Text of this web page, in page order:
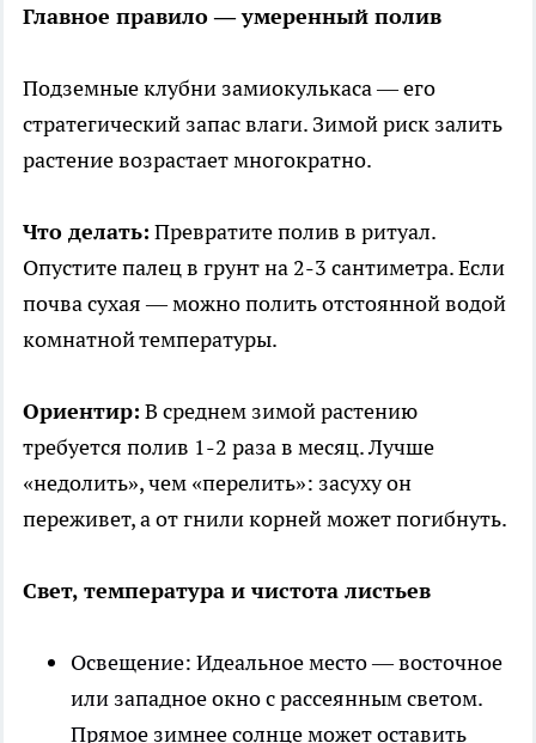
Главное правило — умеренный полив
Подземные клубни замиокулькаса — его
стратегический запас влаги. Зимой риск залить
растение возрастает многократно.
Что делать: Превратите полив в ритуал.
Опустите палец в грунт на 2-3 сантиметра. Если
почва сухая — можно полить отстоянной водой
комнатной температуры.
Ориентир: В среднем зимой растению
требуется полив 1-2 раза в месяц. Лучше
«недолить», чем «перелить»: засуху он
переживет, а от гнили корней может погибнуть.
Свет, температура и чистота листьев
Освещение: Идеальное место — восточное
или западное окно с рассеянным светом.
Прямое зимнее солнце может оставить